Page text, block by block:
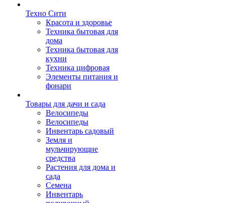
Техно Сити
Красота и здоровье
Техника бытовая для
дома
Техника бытовая для
кухни
Техника цифровая
Элементы питания и
фонари
Товары для дачи и сада
Велосипеды
Велосипеды
Инвентарь садовый
Земля и
мульчирующие
средства
Растения для дома и
сада
Семена
Инвентарь